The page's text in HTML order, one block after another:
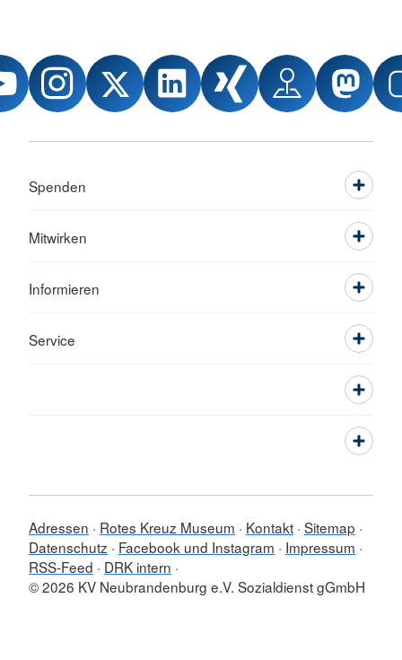
Spenden
Mitwirken
Informieren
Service
Adressen Rotes Kreuz Museum Kontakt Sitemap
Datenschutz
Facebook und Instagram
Impressum
RSS-Feed
DRK intern
© 2026 KV Neubrandenburg e.V. Sozialdienst gGmbH